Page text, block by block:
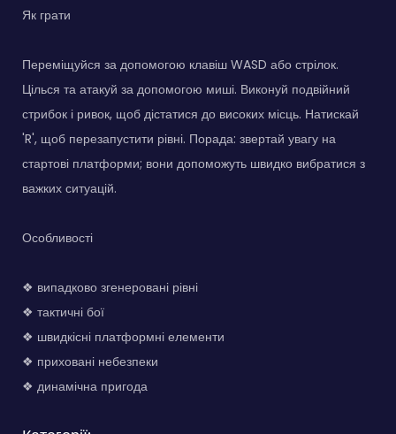
Як грати
Переміщуйся за допомогою клавіш WASD або стрілок.
Цілься та атакуй за допомогою миші. Виконуй подвійний
стрибок і ривок, щоб дістатися до високих місць. Натискай
'R', щоб перезапустити рівні. Порада: звертай увагу на
стартові платформи; вони допоможуть швидко вибратися з
важких ситуацій.
Особливості
❖ випадково згенеровані рівні
❖ тактичні бої
❖ швидкісні платформні елементи
❖ приховані небезпеки
❖ динамічна пригода